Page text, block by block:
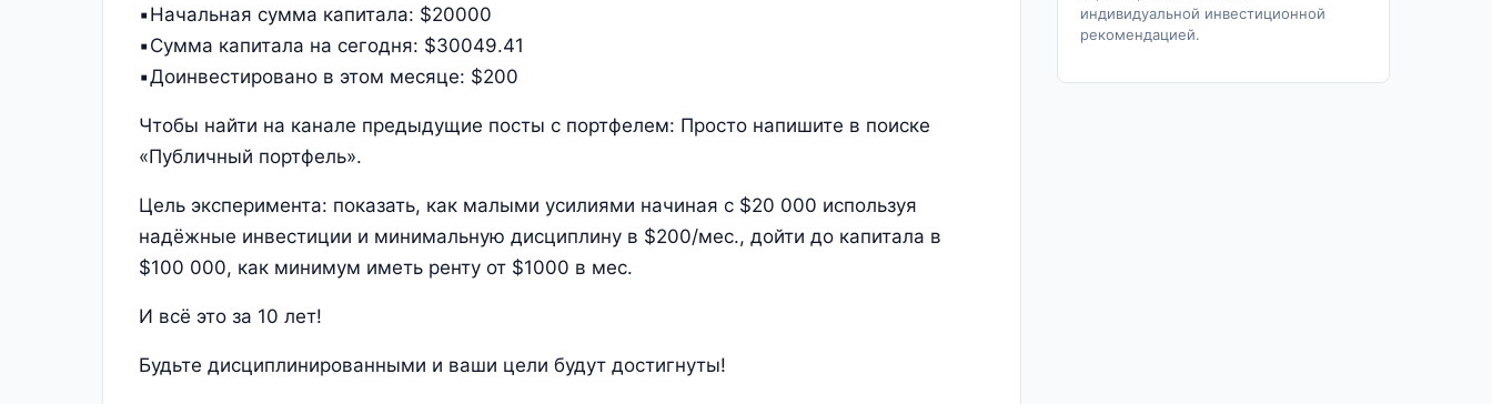
▪️Начальная сумма капитала: $20000
▪️Сумма капитала на сегодня: $30049.41
▪️Доинвестировано в этом месяце: $200
Чтобы найти на канале предыдущие посты с портфелем: Просто напишите в поиске
«Публичный портфель».
Цель эксперимента: показать, как малыми усилиями начиная с $20 000 используя
надёжные инвестиции и минимальную дисциплину в $200/мес., дойти до капитала в
$100 000, как минимум иметь ренту от $1000 в мес.
И всё это за 10 лет!
Будьте дисциплинированными и ваши цели будут достигнуты!
индивидуальной инвестиционной
рекомендацией.